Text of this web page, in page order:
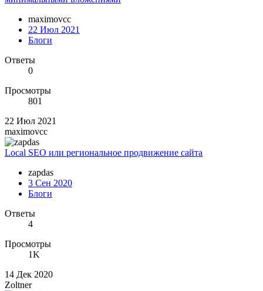
maximovcc
22 Июл 2021
Блоги
Ответы
0
Просмотры
801
22 Июл 2021
maximovcc
Local SEO или региональное продвижение сайта
zapdas
3 Сен 2020
Блоги
Ответы
4
Просмотры
1K
14 Дек 2020
Zoltner